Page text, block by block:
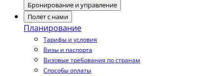
Бронирование и управление
Полет с нами
Планирование
Тарифы и условия
Визы и паспорта
Визовые требования по странам
Способы оплаты